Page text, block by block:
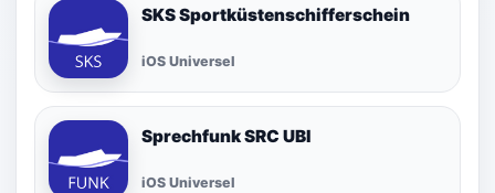
SKS Sportküstenschifferschein
iOS Universel
Sprechfunk SRC UBI
iOS Universel